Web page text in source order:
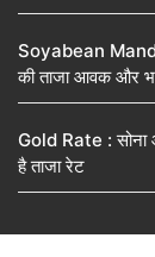
Soyabean Mandi
की ताजा आवक और
Gold Rate : सोना
है ताजा रेट